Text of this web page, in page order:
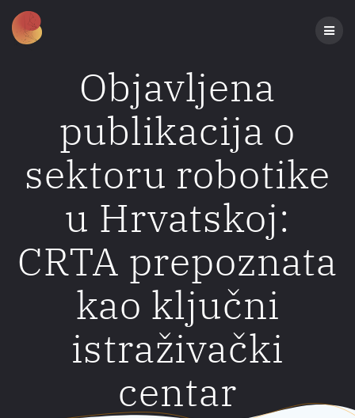
Objavljena
publikacija o
sektoru robotike
u Hrvatskoj:
CRTA prepoznata
kao ključni
istraživački
centar